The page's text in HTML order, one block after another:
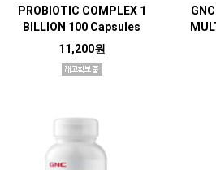
PROBIOTIC COMPLEX 1
BILLION 100 Capsules
11,200원